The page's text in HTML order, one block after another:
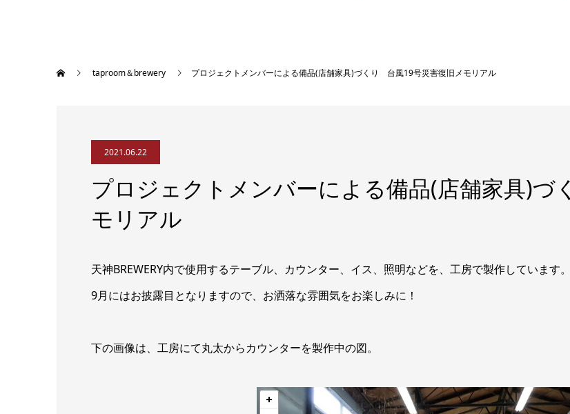
taproom＆brewery プロジェクトメンバーによる備品(店舗家具)づくり 台風19号災害復旧メモリアル
2021.06.22
プロジェクトメンバーによる備品(店舗家具)
モリアル
天神BREWERY内で使用するテーブル、カウンター、イス、照明などを、工房で製作しています。
9月にはお披露目となりますので、お洒落な雰囲気をお楽しみに！
下の画像は、工房にて丸太からカウンターを製作中の図。